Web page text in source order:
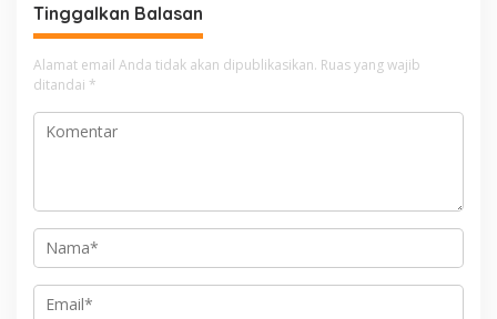
Tinggalkan Balasan
Alamat email Anda tidak akan dipublikasikan. Ruas yang wajib
ditandai *